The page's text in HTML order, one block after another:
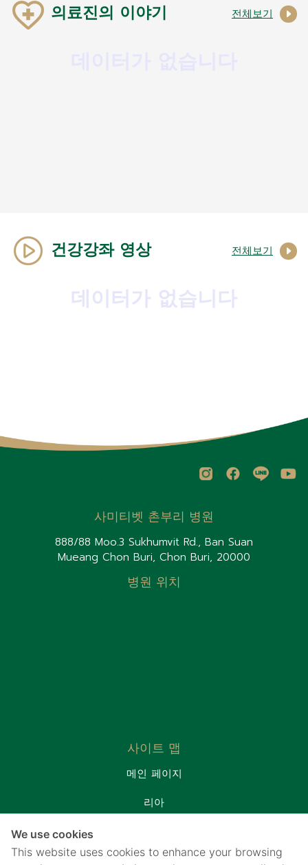
의료진의 이야기 전체보기
건강강좌 영상 전체보기
데이터가 없습니다
사미티벳 촌부리 병원
888/88 Moo.3 Sukhumvit Rd., Ban Suan
Mueang Chon Buri, Chon Buri, 20000
병원 위치
사이트 맵
메인 페이지
리아
We use cookies
This website uses cookies to enhance your browsing